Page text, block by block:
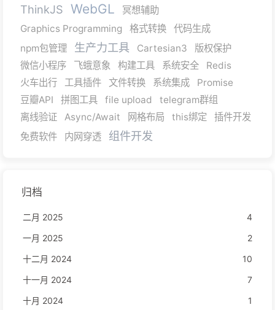
ThinkJS WebGL
冥想辅助
Graphics Programming
格式转换
代码生成
npm包管理
生产力工具 Cartesian3
版权保护
微信小程序
飞蛾意象 构建工具 系统安全
Redis
火车出行
工具插件 文件转换 系统集成
Promise
豆瓣API
拼图工具 file upload
telegram群组
离线验证
Async/Await 网格布局 this绑定
插件开发
免费软件
内网穿透 组件开发
归档
二月 2025
4
一月 2025
2
十二月 2024
10
十一月 2024
7
十月 2024
1